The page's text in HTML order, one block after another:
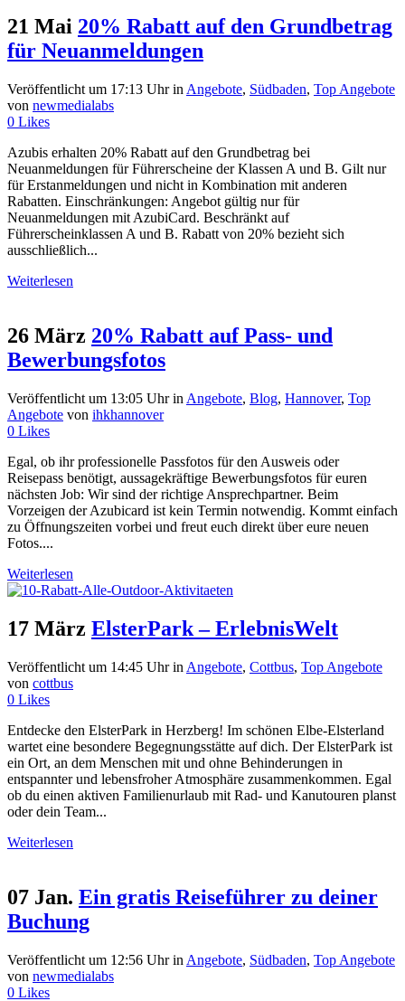
21 Mai 20% Rabatt auf den Grundbetrag
für Neuanmeldungen
Veröffentlicht um 17:13 Uhrin Angebote, Südbaden, Top Angebote
von newmedialabs
0 Likes
Azubis erhalten 20% Rabatt auf den Grundbetrag bei
Neuanmeldungen für Führerscheine der Klassen A und B. Gilt nur
für Erstanmeldungen und nicht in Kombination mit anderen
Rabatten. Einschränkungen: Angebot gültig nur für
Neuanmeldungen mit AzubiCard. Beschränkt auf
Führerscheinklassen A und B. Rabatt von 20% bezieht sich
ausschließlich...
Weiterlesen
26 März 20% Rabatt auf Pass- und
Bewerbungsfotos
Veröffentlicht um 13:05 Uhrin Angebote, Blog, Hannover, Top
Angebote von ihkhannover
0 Likes
Egal, ob ihr professionelle Passfotos für den Ausweis oder
Reisepass benötigt, aussagekräftige Bewerbungsfotos für euren
nächsten Job: Wir sind der richtige Ansprechpartner. Beim
Vorzeigen der Azubicard ist kein Termin notwendig. Kommt einfach
zu Öffnungszeiten vorbei und freut euch direkt über eure neuen
Fotos....
Weiterlesen
17 März ElsterPark – ErlebnisWelt
Veröffentlicht um 14:45 Uhrin Angebote, Cottbus, Top Angebote
von cottbus
0 Likes
Entdecke den ElsterPark in Herzberg! Im schönen Elbe-Elsterland
wartet eine besondere Begegnungsstätte auf dich. Der ElsterPark ist
ein Ort, an dem Menschen mit und ohne Behinderungen in
entspannter und lebensfroher Atmosphäre zusammenkommen. Egal
ob du einen aktiven Familienurlaub mit Rad- und Kanutouren planst
oder dein Team...
Weiterlesen
07 Jan. Ein gratis Reiseführer zu deiner
Buchung
Veröffentlicht um 12:56 Uhrin Angebote, Südbaden, Top Angebote
von newmedialabs
0 Likes